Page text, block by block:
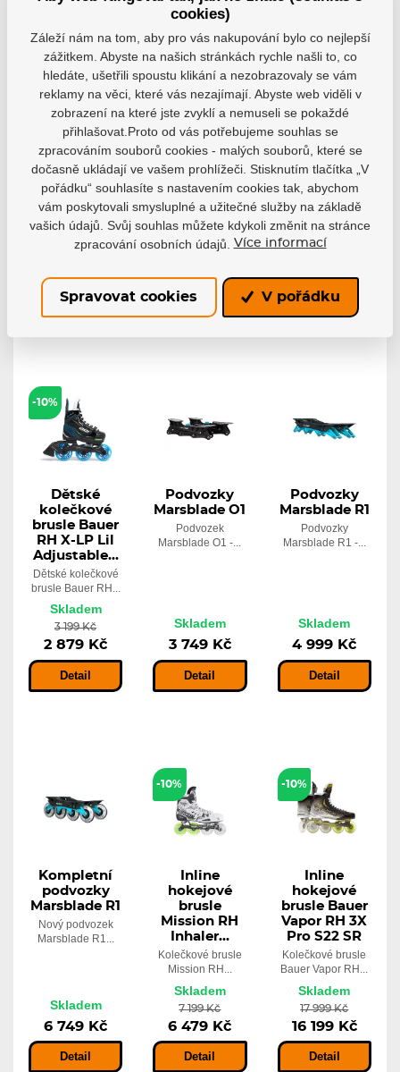
Inline
hokejové
brusle Bauer
Vapor RH X3
S24 INT
Kolečkové brusle
Bauer Vapor RH...
Skladem
6 999 Kč
Detail
-33%
Kolečkové
brusle
Powerslide
Reign Atlas
80 Trinity
Kolečkové brusle
Powerslide...
Skladem
6 580 Kč
Detail
Inline
hokejové
brusle Bauer
RH RSX SR
Kolečkové brusle
Bauer RH RSX...
Skladem
5 199 Kč
Detail
-10%
Dětské
kolečkové
brusle Bauer
RH X-LP Lil
Adjustable...
Dětské kolečkové
brusle Bauer RH...
Skladem
3 199 Kč
2 879 Kč
Detail
Podvozky
Marsblade O1
Podvozek
Marsblade O1 -...
Skladem
3 749 Kč
Detail
Podvozky
Marsblade R1
Podvozky
Marsblade R1 -...
Skladem
4 999 Kč
Detail
Kompletní
podvozky
Marsblade R1
Nový podvozek
Marsblade R1...
Skladem
6 749 Kč
Detail
-10%
Inline
hokejové
brusle
Mission RH
Inhaler...
Kolečkové brusle
Mission RH...
Skladem
7 199 Kč
6 479 Kč
Detail
-10%
Inline
hokejové
brusle Bauer
Vapor RH 3X
Pro S22 SR
Kolečkové brusle
Bauer Vapor RH...
Skladem
17 999 Kč
16 199 Kč
Detail
cookies)
Záleží nám na tom, aby pro vás nakupování bylo co nejlepší
zážitkem. Abyste na našich stránkách rychle našli to, co
hledáte, ušetřili spoustu klikání a nezobrazovaly se vám
reklamy na věci, které vás nezajímají. Abyste web viděli v
zobrazení na které jste zvyklí a nemuseli se pokaždé
přihlašovat.Proto od vás potřebujeme souhlas se
zpracováním souborů cookies - malých souborů, které se
dočasně ukládají ve vašem prohlížeči. Stisknutím tlačítka „V
pořádku“ souhlasíte s nastavením cookies tak, abychom
vám poskytovali smysluplné a užitečné služby na základě
vašich údajů. Svůj souhlas můžete kdykoli změnit na stránce
zpracování osobních údajů.
Více informací
Spravovat cookies V pořádku